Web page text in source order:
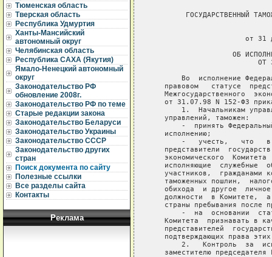
Тюменская область
Тверская область
Республика Удмуртия
Ханты-Мансийский
автономный округ
Челябинская область
Республика САХА (Якутия)
Ямало-Ненецкий автономный
округ
Законодательство РФ
обновление 2008г.
Законодательство РФ по теме
Старые редакции закона
Законодательство Беларуси
Законодательство Украины
Законодательство СССР
Законодательство других
стран
Поиск документа по сайту
Полезные ссылки
Все разделы сайта
Контакты
Реклама
ГОСУДАРСТВЕННЫЙ
от 31
ОБ
ОТ
Во  исполнение
правовом   статусе
Межгосударственного
от 31.07.98 N 152-ФЗ
1.  Начальникам
   управлений, таможен:
-  принять
   исполнению;
-   учесть,   что
представители
экономического  Комитета
исполняющие  служебные
участников,  гражданами
таможенных пошлин,
обихода  и другое
должности  в Комитете,
страны пребывания после
-  на  основании
Комитета  признавать в
представителей
подтверждающих права
2.   Контроль  за
заместителю председателя